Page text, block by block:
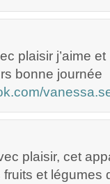
plaisir j’aime
bonne journée
plaisir, cet
et légumes